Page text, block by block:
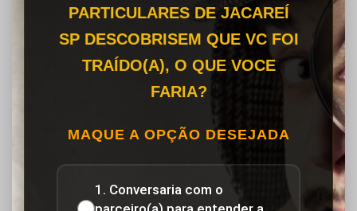
PARTICULARES DE JACAREÍ
SP DESCOBRISEM QUE VC FOI
TRAÍDO(A), O QUE VOCE
FARIA?
MAQUE A OPÇÃO DESEJADA
1. Conversaria com o